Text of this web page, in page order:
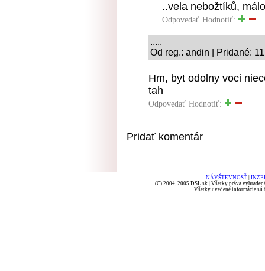
..vela nebožtíků,
Odpovedať Hodnotiť:
.....
Od reg.: andin | Pridané:
Hm, byt odolny voci
tah
Odpovedať Hodnotiť:
Pridať komentár
NÁVŠTEVNOSŤ
(C) 2004, 2005 DSL.sk | Všetky práva
Všetky uvedené informácie sú